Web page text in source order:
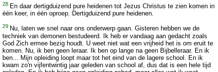
28 En daar dertigduizend pure heidenen tot Jezus Christus te zien komen in
één keer, in één oproep. Dertigduizend pure heidenen.
29 Nu, laten we snel naar ons onderwerp gaan. Gisteren hebben we de
techniek van demonen bestudeerd. Ik heb er vandaag aan gedacht zoals
God Zich ermee bezig houdt. U weet niet wat een vrijheid het is om eruit te
komen. Nu, ik ben geen leraar. Ik ben op lange na geen Bijbelleraar. En ik
ben... Mijn opleiding loopt maar tot het eind van de lagere school. En ik
kwam zo'n vijfentwintig jaar geleden van school af, dus dat is een hele tijd